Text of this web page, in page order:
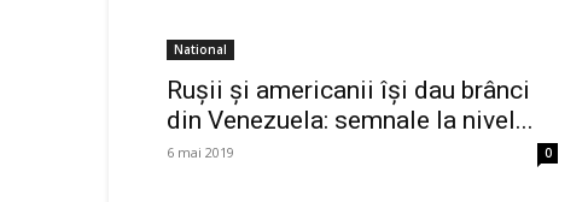
National
Rușii și americanii își dau brânci
din Venezuela: semnale la nivel...
6 mai 2019 0